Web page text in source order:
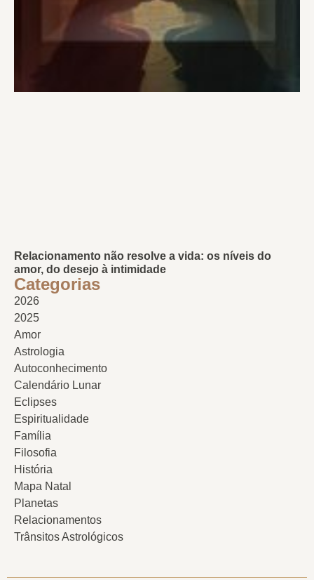
Relacionamento não resolve a vida: os níveis do
amor, do desejo à intimidade
Categorias
2026
2025
Amor
Astrologia
Autoconhecimento
Calendário Lunar
Eclipses
Espiritualidade
Família
Filosofia
História
Mapa Natal
Planetas
Relacionamentos
Trânsitos Astrológicos